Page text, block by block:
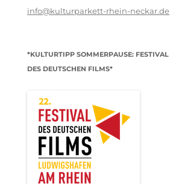
info@kulturparkett-rhein-neckar.de
*KULTURTIPP SOMMERPAUSE: FESTIVAL
DES DEUTSCHEN FILMS*